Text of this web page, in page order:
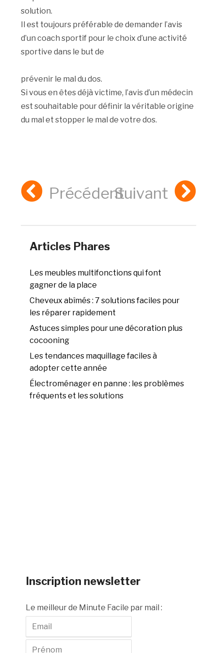
solution.
Il est toujours préférable de demander l’avis
d’un coach sportif pour le choix d’une activité
sportive dans le but de
prévenir le mal du dos.
Si vous en êtes déjà victime, l’avis d’un médecin
est souhaitable pour définir la véritable origine
du mal et stopper le mal de votre dos.
PrécédentSuivant
Articles Phares
Les meubles multifonctions qui font
gagner de la place
Cheveux abîmés : 7 solutions faciles pour
les réparer rapidement
Astuces simples pour une décoration plus
cocooning
Les tendances maquillage faciles à
adopter cette année
Électroménager en panne : les problèmes
fréquents et les solutions
Inscription newsletter
Le meilleur de Minute Facile par mail :